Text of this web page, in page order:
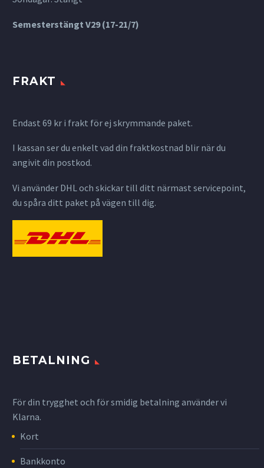
Semesterstängt V29 (17-21/7)
FRAKT
Endast 69 kr i frakt för ej skrymmande paket.
I kassan ser du enkelt vad din fraktkostnad blir när du
angivit din postkod.
Vi använder DHL och skickar till ditt närmast servicepoint,
du spåra ditt paket på vägen till dig.
BETALNING
För din trygghet och för smidig betalning använder vi
Klarna.
Kort
Bankkonto